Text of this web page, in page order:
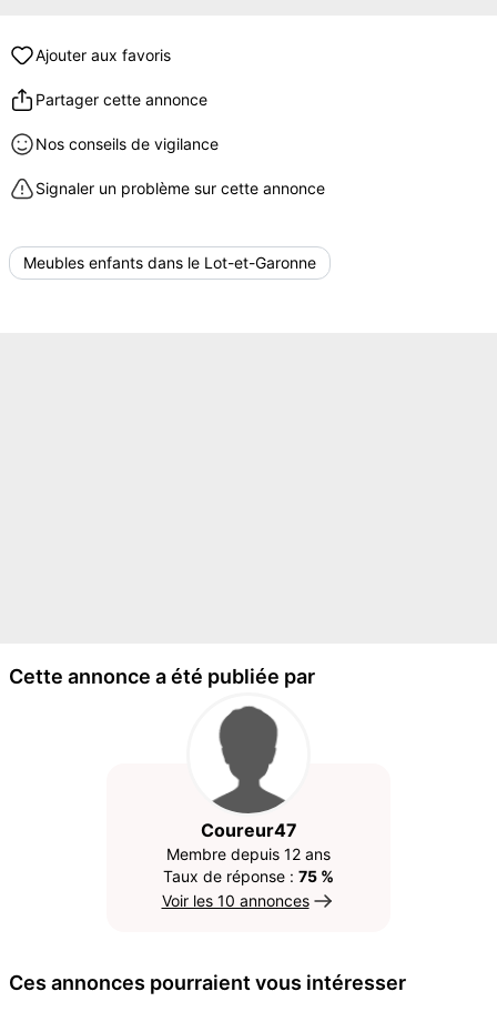
Ajouter aux favoris
Partager cette annonce
Nos conseils de vigilance
Signaler un problème sur cette annonce
Meubles enfants dans le Lot-et-Garonne
Cette annonce a été publiée par
Coureur47
Membre depuis 12 ans
Taux de réponse : 75 %
Voir les 10 annonces
Ces annonces pourraient vous intéresser